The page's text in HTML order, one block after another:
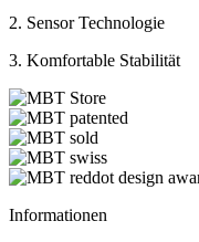
2. Sensor Technologie
3. Komfortable Stabilität
Informationen